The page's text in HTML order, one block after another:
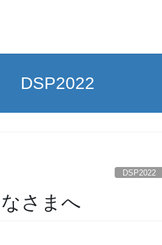
DSP2022
DSP2022
さまへ